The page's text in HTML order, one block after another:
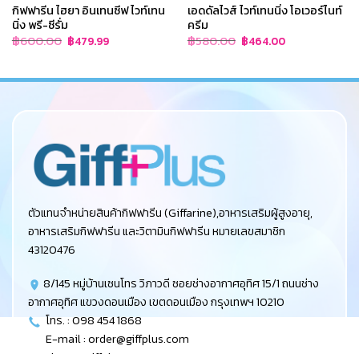
กิฟฟารีน ไฮยา อินเทนซีฟ ไวท์เทน
นิ่ง พรี-ซีรั่ม
฿600.00 Original
price
฿479.99Current
price
เอดดัลไวส์ ไวท์เทนนิ่ง โอเวอร์ไนท์
ครีม
฿580.00 Original
price
฿464.00Current
price
ตัวแทนจำหน่ายสินค้ากิฟฟารีน (Giffarine),อาหารเสริมผู้สูงอายุ,
อาหารเสริมกิฟฟารีน และวิตามินกิฟฟารีน หมายเลขสมาชิก
43120476
8/145 หมู่บ้านเซนโทร วิภาวดี ซอยช่างอากาศอุทิศ 15/1 ถนนช่าง
อากาศอุทิศ แขวงดอนเมือง เขตดอนเมือง กรุงเทพฯ 10210
โทร. : 098 454 1868
E-mail :order@giffplus.com